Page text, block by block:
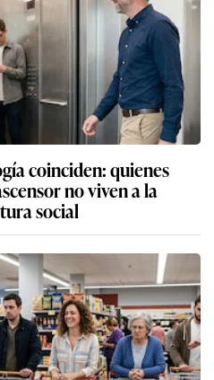
coinciden: quienes
no viven a la
social